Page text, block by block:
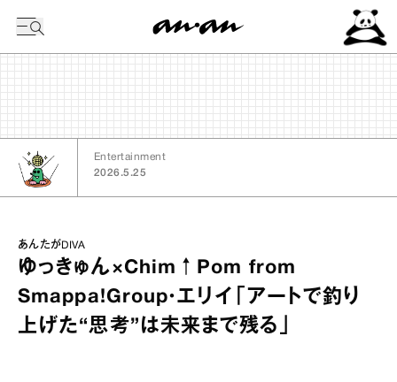
Entertainment
2026.5.25
あんたがDIVA
ゆっきゅん×Chim↑Pom from
Smappa!Group・エリイ「アートで釣り
上げた“思考”は未来まで残る」